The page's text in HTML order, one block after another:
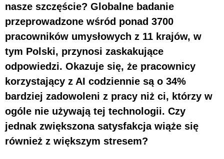
nasze szczęście? Globalne badanie
przeprowadzone wśród ponad 3700
pracowników umysłowych z 11 krajów, w
tym Polski, przynosi zaskakujące
odpowiedzi. Okazuje się, że pracownicy
korzystający z AI codziennie są o 34%
bardziej zadowoleni z pracy niż ci, którzy w
ogóle nie używają tej technologii. Czy
jednak zwiększona satysfakcja wiąże się
również z większym stresem?